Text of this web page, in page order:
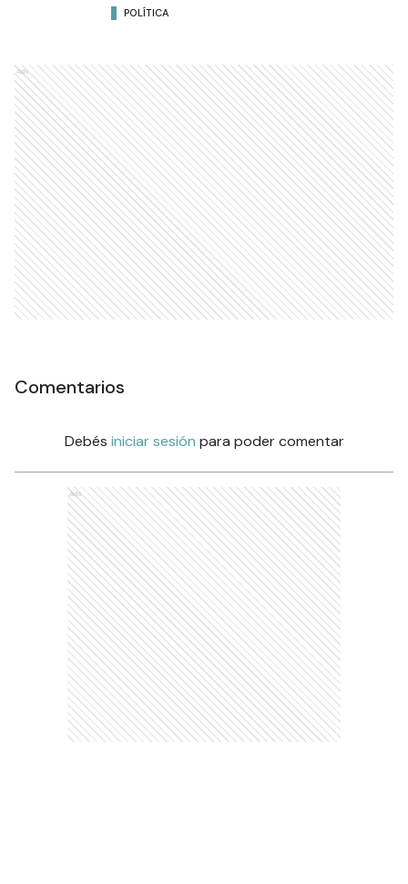
POLÍTICA
Ads
Comentarios
Debés iniciar sesión para poder comentar
Ads